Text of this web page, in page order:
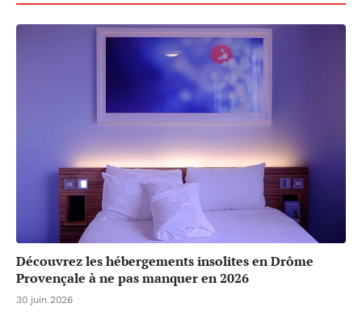
Découvrez les hébergements insolites en Drôme
Provençale à ne pas manquer en 2026
30 juin 2026